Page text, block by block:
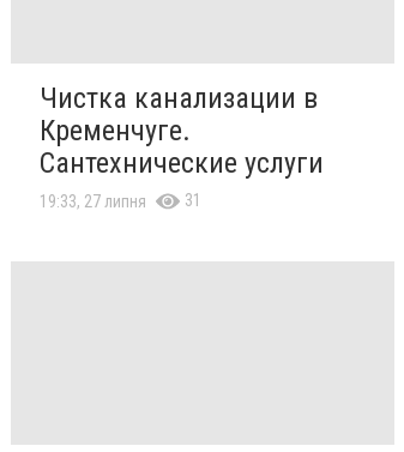
Чистка канализации в
Кременчуге.
Сантехнические услуги
19:33, 27 липня 31